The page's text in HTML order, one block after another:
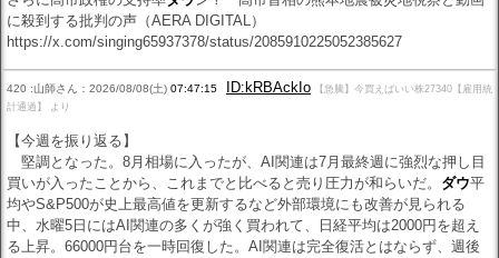
に殺到する批判の声（AERA DIGITAL）
https://x.com/singing65937378/status/2085910225052385627
420 :山師さん：2026/08/08(土) 07:47:15 ID:kRBAckIo
【急騰】今買えばいい株27340【雇用統
計通過】 より
【今週を振り返る】
堅調となった。8月相場に入ったが、AI関連は7月最終週に強烈な押し目
買いが入ったことから、これまでと比べると売り圧力が和らいだ。 ダウ平
均やS&P500が史上最高値を更新するなど外部環境にも改善が見られる
中、水曜5日にはAI関連の多くが強く買われて、日経平均は2000円を超え
る上昇。66000円台を一時回復した。AI関連は完全復活とはならず、週後